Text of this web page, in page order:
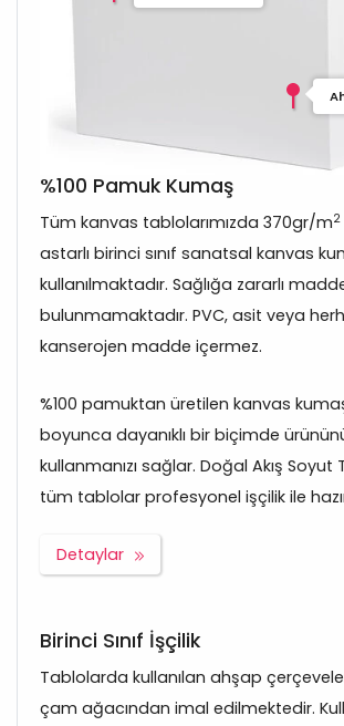
%100 Pamuk Kumaş
Tüm kanvas tablolarımızda 370gr/m2
astarlı birinci sınıf sanatsal kanvas
kullanılmaktadır. Sağlığa zararlı
bulunmamaktadır. PVC, asit veya
kanserojen madde içermez.
%100 pamuktan üretilen kanvas
boyunca dayanıklı bir biçimde
kullanmanızı sağlar. Doğal Akış
tüm tablolar profesyonel işçilik ile
Detaylar
Birinci Sınıf İşçilik
Tablolarda kullanılan ahşap
çam ağacından imal edilmektedir.